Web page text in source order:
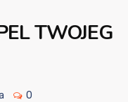
TWOJEG
0